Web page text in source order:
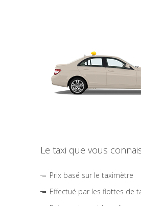
Le taxi que vous
Prix basé sur le taximètre
Effectué par les flottes de